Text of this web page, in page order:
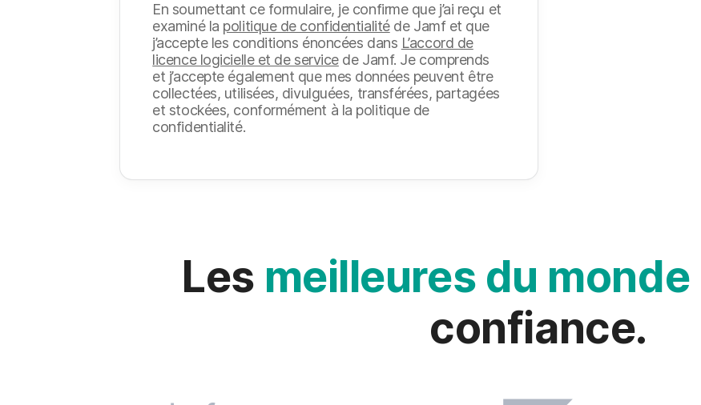
En soumettant ce formulaire, je confirme que j’ai reçu et
examiné la politique de confidentialitéde Jamf et que
j’accepte les conditions énoncées dans L’accord de
licence logicielle et de servicede Jamf. Je comprends
et j’accepte également que mes données peuvent être
collectées, utilisées, divulguées, transférées, partagées
et stockées, conformément à la politique de
confidentialité.
Les meilleures du monde
confiance.